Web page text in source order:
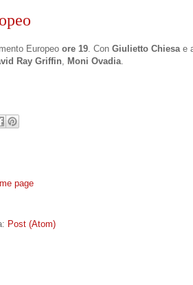
Europeo ore 19. Con Giulietto Chiesae
Ray Griffin, Moni Ovadia.
page
Post (Atom)